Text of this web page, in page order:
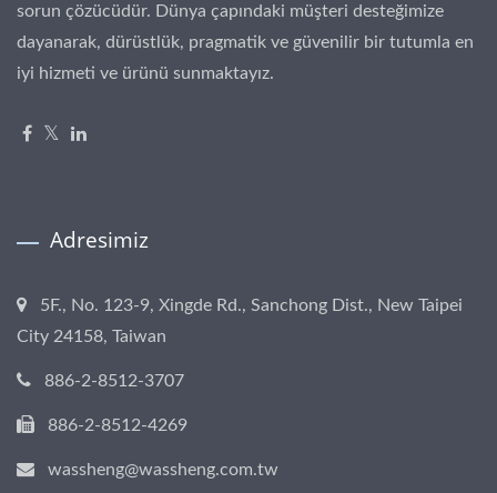
sorun çözücüdür. Dünya çapındaki müşteri desteğimize
dayanarak, dürüstlük, pragmatik ve güvenilir bir tutumla en
iyi hizmeti ve ürünü sunmaktayız.
Adresimiz
5F., No. 123-9, Xingde Rd., Sanchong Dist., New Taipei
City 24158, Taiwan
886-2-8512-3707
886-2-8512-4269
wassheng@wassheng.com.tw